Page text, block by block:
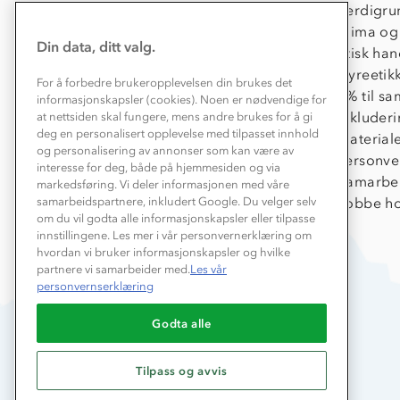
Jul
Kundeklubb
Våre butikker
Bedrift, barnehage og SFO
Presse
Klima
Etisk
1% til
Jobbe
Din data, ditt valg.
For å forbedre brukeropplevelsen din brukes det
informasjonskapsler (cookies). Noen er nødvendige for
at nettsiden skal fungere, mens andre brukes for å gi
deg en personalisert opplevelse med tilpasset innhold
og personalisering av annonser som kan være av
interesse for deg, både på hjemmesiden og via
markedsføring. Vi deler informasjonen med våre
samarbeidspartnere, inkludert Google. Du velger selv
om du vil godta alle informasjonskapsler eller tilpasse
innstillingene. Les mer i vår personvernerklæring om
hvordan vi bruker informasjonskapsler og hvilke
partnere vi samarbeider med.Les vår
personvernserklæring
Godta alle
Tilpass og avvis